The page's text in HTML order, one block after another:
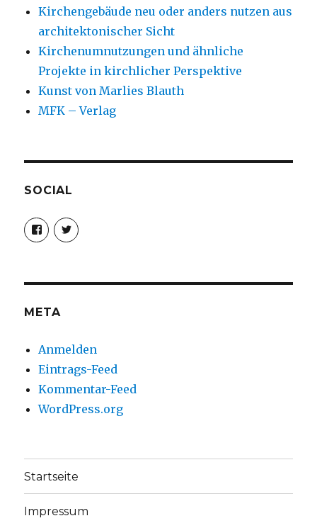
Kirchengebäude neu oder anders nutzen aus
architektonischer Sicht
Kirchenumnutzungen und ähnliche
Projekte in kirchlicher Perspektive
Kunst von Marlies Blauth
MFK – Verlag
SOCIAL
Profil
von
christoph.fleischer1
anzeigen
Profil
von
anzeigen
META
Anmelden
Eintrags-Feed
Kommentar-Feed
WordPress.org
Startseite
Impressum